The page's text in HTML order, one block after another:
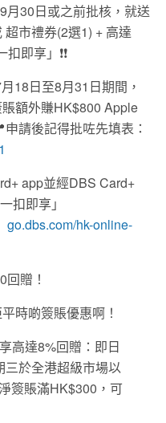
月30日或之前批核，就送
市禮券(2選1) + 高達
即享」❗❗
18日至8月31日期間，
額外賺HK$800 Apple
請後記得批咗先填表：
app並經DBS Card+
扣即享」
go.dbs.com/hk-online-
贈！
時啲簽賬優惠啊！
高達8%回贈：即日
於全港超級市場以
簽賬滿HK$300，可